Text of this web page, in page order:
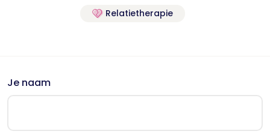
Relatietherapie
Je naam